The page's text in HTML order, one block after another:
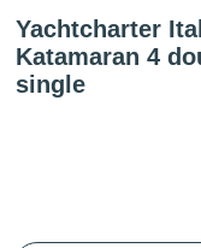
Yachtcharter
Katamaran 4
single